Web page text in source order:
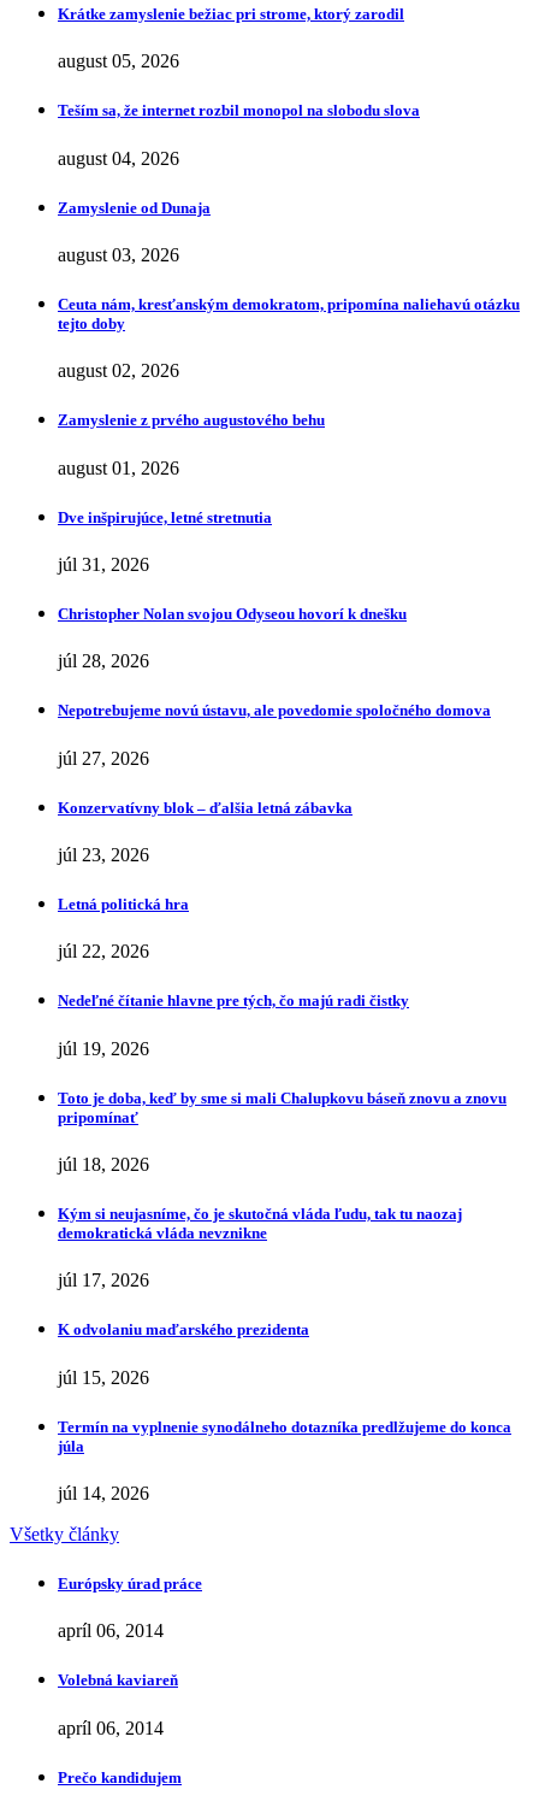
Krátke zamyslenie bežiac pri strome, ktorý zarodil
august 05, 2026
Teším sa, že internet rozbil monopol na slobodu slova
august 04, 2026
Zamyslenie od Dunaja
august 03, 2026
Ceuta nám, kresťanským demokratom, pripomína naliehavú otázku
tejto doby
august 02, 2026
Zamyslenie z prvého augustového behu
august 01, 2026
Dve inšpirujúce, letné stretnutia
júl 31, 2026
Christopher Nolan svojou Odyseou hovorí k dnešku
júl 28, 2026
Nepotrebujeme novú ústavu, ale povedomie spoločného domova
júl 27, 2026
Konzervatívny blok – ďalšia letná zábavka
júl 23, 2026
Letná politická hra
júl 22, 2026
Nedeľné čítanie hlavne pre tých, čo majú radi čistky
júl 19, 2026
Toto je doba, keď by sme si mali Chalupkovu báseň znovu a znovu
pripomínať
júl 18, 2026
Kým si neujasníme, čo je skutočná vláda ľudu, tak tu naozaj
demokratická vláda nevznikne
júl 17, 2026
K odvolaniu maďarského prezidenta
júl 15, 2026
Termín na vyplnenie synodálneho dotazníka predlžujeme do konca
júla
júl 14, 2026
Všetky články
Európsky úrad práce
apríl 06, 2014
Volebná kaviareň
apríl 06, 2014
Prečo kandidujem